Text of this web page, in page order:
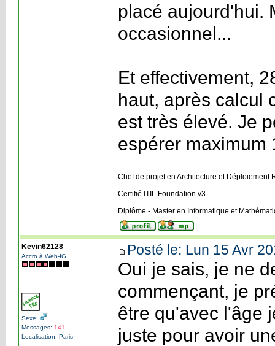
placé aujourd'hui.
occasionnel...
Et effectivement,
haut, après calcul
est très élevé. Je
espérer maximum
Chef de projet en Architecture et Déploiement
Certifié ITIL Foundation v3
Diplôme - Master en Informatique et
Kevin62128
Accro à Web-IG
Sexe:
Messages: 141
Localisation: Paris
Posté le: Lun 15 Avr
Oui je sais, je ne
commençant, je
être qu'avec l'âge
juste pour avoir